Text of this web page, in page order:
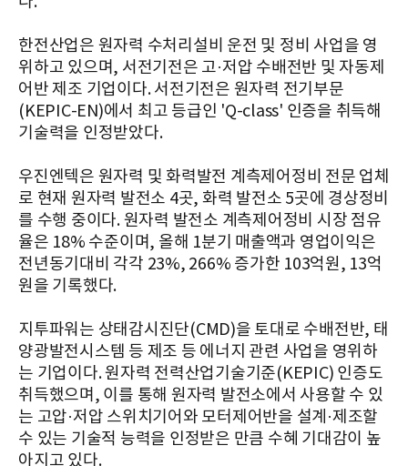
한전산업은 원자력 수처리설비 운전 및 정비 사업을 영
위하고 있으며, 서전기전은 고·저압 수배전반 및 자동제
어반 제조 기업이다. 서전기전은 원자력 전기부문
(KEPIC-EN)에서 최고 등급인 'Q-class' 인증을 취득해
기술력을 인정받았다.
우진엔텍은 원자력 및 화력발전 계측제어정비 전문 업체
로 현재 원자력 발전소 4곳, 화력 발전소 5곳에 경상정비
를 수행 중이다. 원자력 발전소 계측제어정비 시장 점유
율은 18% 수준이며, 올해 1분기 매출액과 영업이익은
전년동기대비 각각 23%, 266% 증가한 103억원, 13억
원을 기록했다.
지투파워는 상태감시진단(CMD)을 토대로 수배전반, 태
양광발전시스템 등 제조 등 에너지 관련 사업을 영위하
는 기업이다. 원자력 전력산업기술기준(KEPIC) 인증도
취득했으며, 이를 통해 원자력 발전소에서 사용할 수 있
는 고압·저압 스위치기어와 모터제어반을 설계·제조할
수 있는 기술적 능력을 인정받은 만큼 수혜 기대감이 높
아지고 있다.